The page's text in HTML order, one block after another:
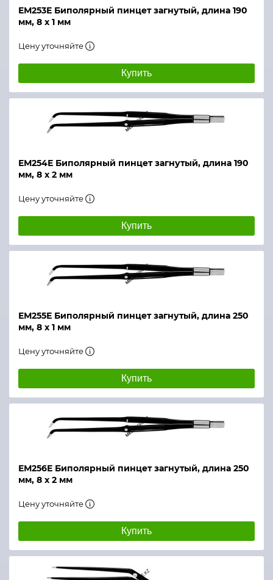
ЕМ253Е Биполярный пинцет загнутый, длина 190
мм, 8 х 1 мм
Цену уточняйте
Купить
ЕМ254Е Биполярный пинцет загнутый, длина 190
мм, 8 х 2 мм
Цену уточняйте
Купить
ЕМ255Е Биполярный пинцет загнутый, длина 250
мм, 8 х 1 мм
Цену уточняйте
Купить
ЕМ256Е Биполярный пинцет загнутый, длина 250
мм, 8 х 2 мм
Цену уточняйте
Купить